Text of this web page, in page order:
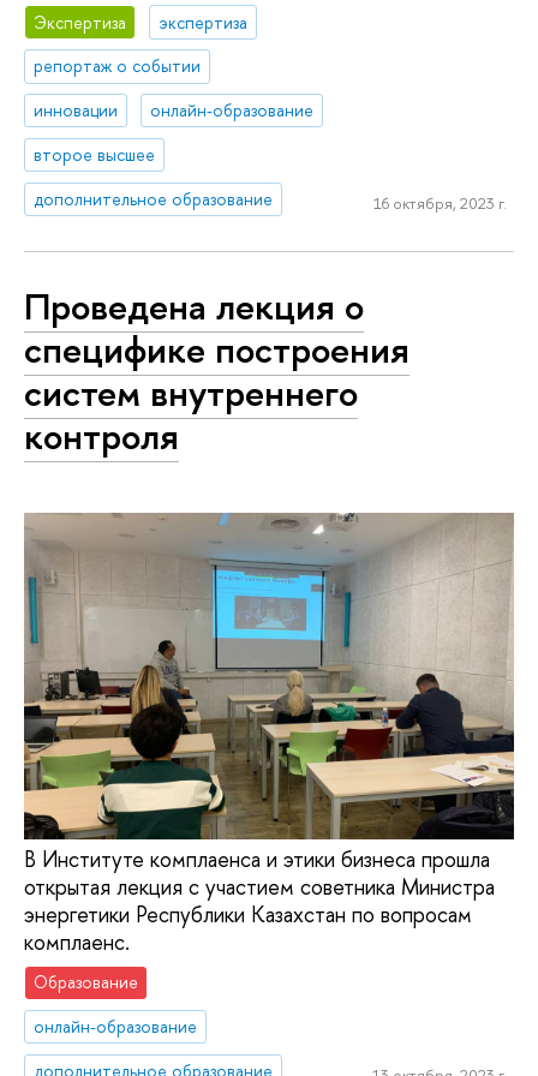
Экспертиза
экспертиза
репортаж о событии
инновации
онлайн-образование
второе высшее
дополнительное образование
16 октября, 2023 г.
Проведена лекция о
специфике построения
систем внутреннего
контроля
В Институте комплаенса и этики бизнеса прошла
открытая лекция с участием советника Министра
энергетики Республики Казахстан по вопросам
комплаенс.
Образование
онлайн-образование
дополнительное образование